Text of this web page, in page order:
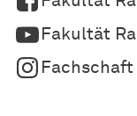
Fakultät